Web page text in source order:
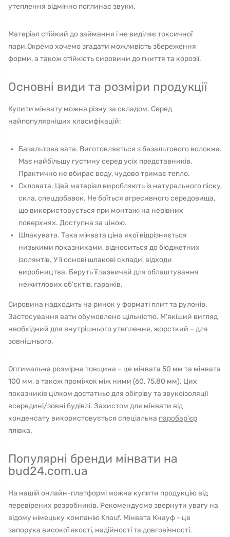
утеплення відмінно поглинає звуки.
Матеріал стійкий до займання і не виділяє токсичної
пари.Окремо хочемо згадати можливість збереження
форми, а також стійкість сировини до гниття та корозії.
Основні види та розміри продукції
Купити мінвату можна різну за складом. Серед
найпопулярніших класифікацій:
Базальтова вата. Виготовляється з базальтового волокна.
Має найбільшу густину серед усіх представників.
Практично не вбирає воду, чудово тримає тепло.
Скловата. Цей матеріал виробляють із натурального піску,
скла, спецдобавок. Не боїться агресивного середовища,
що використовується при монтажі на нерівних
поверхнях. Доступна за ціною.
Шлакувата. Така мінвата ціна якої відрізняється
низькими показниками, відноситься до бюджетних
ізолянтів. У її основі шлакові склади, відходи
виробництва. Беруть її зазвичай для облаштування
нежитлових об'єктів, гаражів.
Сировина надходить на ринок у форматі плит та рулонів.
Застосування вати обумовлено щільністю. М'якіший вигляд
необхідний для внутрішнього утеплення, жорсткий – для
зовнішнього.
Оптимальна розмірна товщина – це мінвата 50 мм та мінвата
100 мм, а також проміжок між ними (60, 75,80 мм). Цих
показників цілком достатньо для обігріву та звукоізоляції
всередині/зовні будівлі. Захистом для мінвати від
конденсату використовується спеціальна паробар'єр
плівка.
Популярні бренди мінвати на
bud24.com.ua
На нашій онлайн-платформі можна купити продукцію від
перевірених розробників. Рекомендуємо звернути увагу на
відому німецьку компанію Knauf. Мінвата Кнауф - це
запорука високої якості, надійності та довговічності.